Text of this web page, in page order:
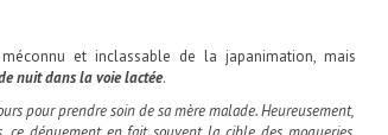
et inclassable de la japanimation, mais
nuit dans la voie lactée.
pour prendre soin de sa mère malade. Heureusement,